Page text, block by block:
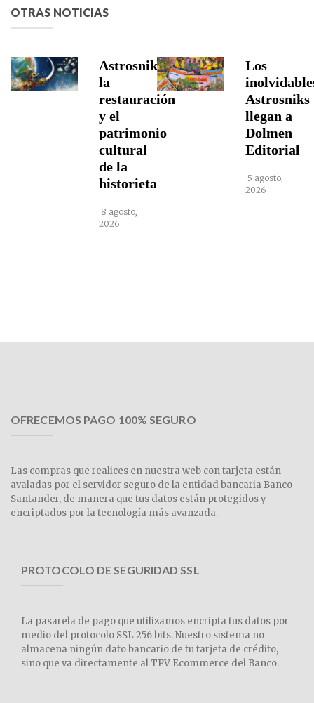
OTRAS NOTICIAS
Astrosniks,
la
restauración
y el
patrimonio
cultural
de la
historieta
8 agosto,
2026
Los
Astrosniks
llegan a
Dolmen
Editorial
5 agosto,
2026
OFRECEMOS PAGO 100% SEGURO
Las compras que realices en nuestra web con tarjeta están
avaladas por el servidor seguro de la entidad bancaria Banco
Santander, de manera que tus datos están protegidos y
encriptados por la tecnología más avanzada.
PROTOCOLO DE SEGURIDAD SSL
La pasarela de pago que utilizamos encripta tus datos por
medio del protocolo SSL 256 bits. Nuestro sistema no
almacena ningún dato bancario de tu tarjeta de crédito,
sino que va directamente al TPV Ecommerce del Banco.